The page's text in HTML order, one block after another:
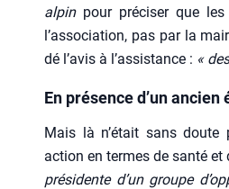
alpinpour pré­ci­ser que
l’association, pas par la
dé l’avis à l’assistance : «
En présence d’un ancien
Mais là n’était sans doute
action en termes de san­té et
pré­si­dente d’un groupe